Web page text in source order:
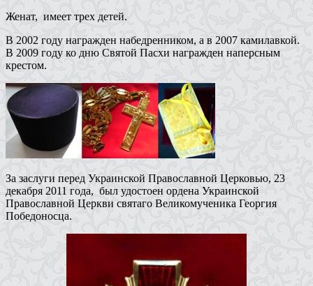
Женат, имеет трех детей.
В 2002 году награжден набедренником, а в 2007 камилавкой.
В 2009 году ко дню Святой Пасхи награжден наперсным
крестом.
За заслуги перед Украинской Православной Церковью, 23
декабря 2011 года, был удостоен ордена Украинской
Православной Церкви святаго Великомученика Георгия
Победоносца.